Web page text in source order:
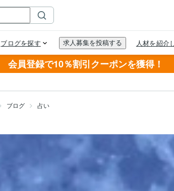
会員登録で10％割引クーポンを獲得！
ブログ 占い